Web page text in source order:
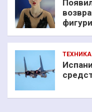
ТЕХНИКА